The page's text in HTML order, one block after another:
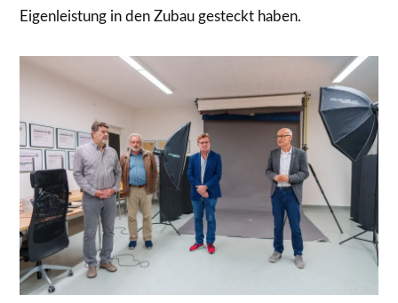
Eigenleistung in den Zubau gesteckt haben.